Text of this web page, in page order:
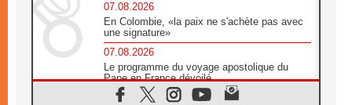
07.08.2026
En Colombie, «la paix ne s'achète pas avec
une signature»
07.08.2026
Le programme du voyage apostolique du
Pape en France dévoilé
07.08.2026